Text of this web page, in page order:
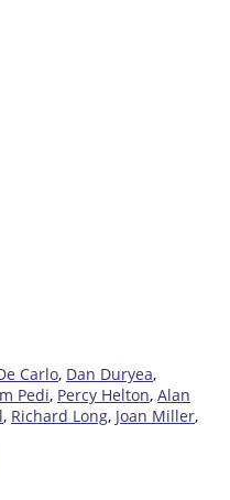
Carlo, Dan Duryea,
Pedi, Percy Helton, Alan
, Richard Long, Joan Miller,